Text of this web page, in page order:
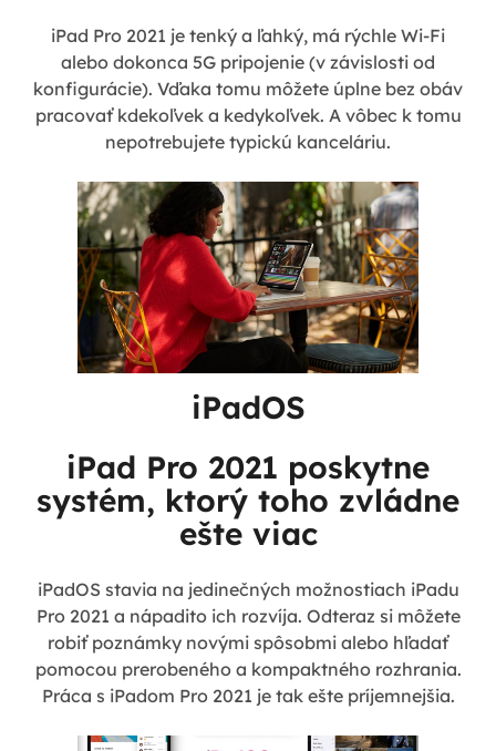
iPad Pro 2021 je tenký a ľahký, má rýchle Wi-Fi
alebo dokonca 5G pripojenie (v závislosti od
konfigurácie). Vďaka tomu môžete úplne bez obáv
pracovať kdekoľvek a kedykoľvek. A vôbec k tomu
nepotrebujete typickú kanceláriu.
iPadOS
iPad Pro 2021 poskytne
systém, ktorý toho zvládne
ešte viac
iPadOS stavia na jedinečných možnostiach iPadu
Pro 2021 a nápadito ich rozvíja. Odteraz si môžete
robiť poznámky novými spôsobmi alebo hľadať
pomocou prerobeného a kompaktného rozhrania.
Práca s iPadom Pro 2021 je tak ešte príjemnejšia.